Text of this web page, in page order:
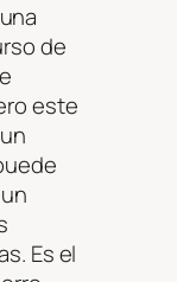
de
este
Es el